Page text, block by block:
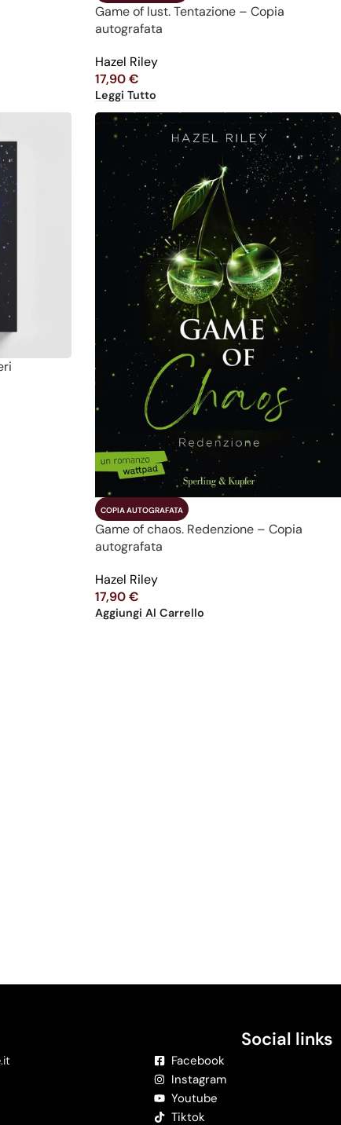
Game of lust. Tentazione – Copia
autografata
Hazel Riley
17,90€
Leggi Tutto
COPIA AUTOGRAFATA
Game of chaos. Redenzione – Copia
autografata
Hazel Riley
17,90€
Aggiungi Al Carrello
Social links
Facebook
Instagram
Youtube
Tiktok